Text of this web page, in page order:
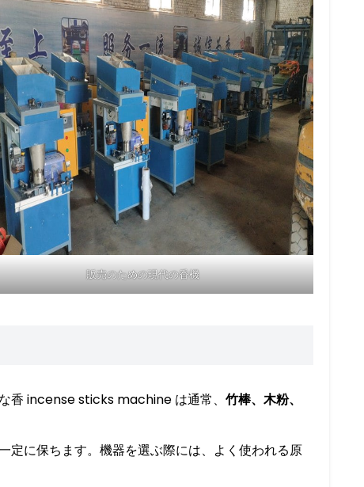
販売のための現代の香機
香 incense sticks machine は通常、 竹棒、木粉、
定に保ちます。機器を選ぶ際には、よく使われる原